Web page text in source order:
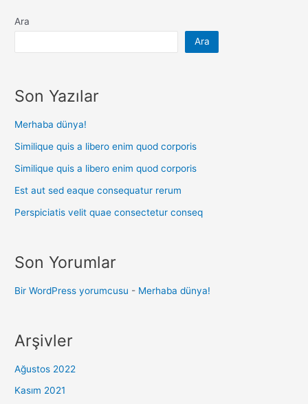
Ara
Ara
Son Yazılar
Merhaba dünya!
Similique quis a libero enim quod corporis
Similique quis a libero enim quod corporis
Est aut sed eaque consequatur rerum
Perspiciatis velit quae consectetur conseq
Son Yorumlar
Bir WordPress yorumcusu - Merhaba dünya!
Arşivler
Ağustos 2022
Kasım 2021